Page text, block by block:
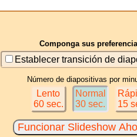
Componga sus
Establecer transición de
Número de diapositivas por
Lento
60 sec.
Normal
30 sec.
15